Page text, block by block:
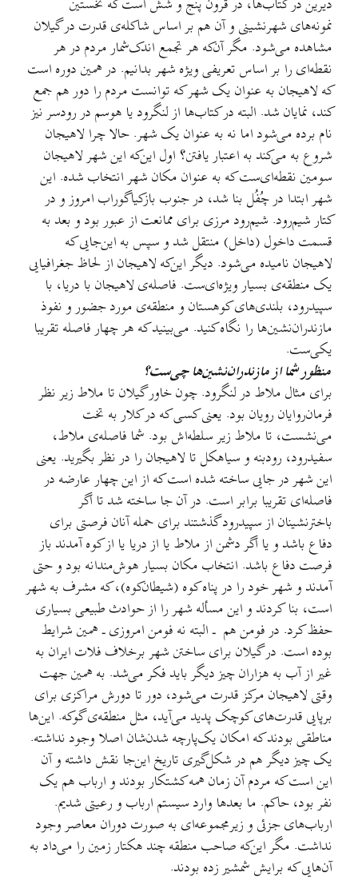
دیرین در کتاب‌ها، در قرون پنج و شش است که نخستین
نمونه‌های شهرنشینی و آن هم بر اساس شاکله‌ی قدرت در گیلان
مشاهده می‌شود. مگر آن‌که هر تجمع اندک‌شمار مردم در هر
نقطه‌ای را بر اساس تعریفی ویژه شهر بدانیم. در همین دوره است
که لاهیجان به عنوان یک شهر که توانست مردم را دور هم جمع
کند، نمایان شد. البته در کتاب‌ها از لنگرود یا هوسم در رودسر نیز
نام برده می‌شود اما نه به عنوان یک شهر. حالا چرا لاهیجان
شروع به می‌کند به اعتبار یافتن؟ اول این‌که این شهر لاهیجان
سومین نقطه‌ای‌ست که به عنوان مکان شهر انتخاب شده. این
شهر ابتدا در چُفُل بنا شد، در جنوب بازکیاگوراب امروز و در
کتار شیم‌رود. شیم‌رود مرزی برای ممانعت از عبور بود و بعد به
قسمت داخول (داخل) منتقل شد و سپس به این‌جایی که
لاهیجان نامیده می‌شود. دیگر این‌که لاهیجان از لحاظ جغرافیایی
یک منطقه‌ی بسیار ویژه‌ای‌ست. فاصله‌ی لاهیجان با دریا، با
سپیدرود، بلندی‌های کوهستان و منطقه‌ی مورد جضور و نفوذ
مازندران‌نشین‌ها را نگاه کنید. می‌بینید که هر چهار فاصله تقریبا
یکی‌ست.
منظور شما از مازندران‌نشین‌ها چی‌ست؟
برای مثال ملاط در لنگرود. چون خاور گیلان تا ملاط زیر نظر
فرمان‌روایان رویان بود. یعنی کسی که در کلار به تخت
می‌نشست، تا ملاط زیر سلطه‌اش بود. شما فاصله‌ی ملاط،
سفیدرود، رودبنه و سیاهکل تا لاهیجان را در نظر بگیرید. یعنی
این شهر در جایی ساخته شده است که از این چهار عارضه در
فاصله‌ای تقریبا برابر است. در آن جا ساخته شد تا اگر
باخترنشینان از سپیدرود گذشتند برای حمله آنان فرصتی برای
دفاع باشد و یا اگر دشمن از ملاط یا از دریا یا از کوه آمدند باز
فرصت دفاع باشد. انتخاب مکان بسیار هوش‌مندانه بود و حتی
آمدند و شهر خود را در پناه کوه (شیطان‌کوه)، که مشرف به شهر
است، بنا کردند و این مسأله شهر را از حوادث طبیعی بسیاری
حفظ کرد. در فومن هم ـ البته نه فومن امروزی ـ همین شرایط
بوده است. در گیلان برای ساختن شهر برخلاف فلات ایران به
غیر از آب به هزاران چیز دیگر باید فکر می‌شد. به همین جهت
وقتی لاهیجان مرکز قدرت می‌شود، دور تا دورش مراکزی برای
برپایی قدرت‌های کوچک پدید می‌آید، مثل منطقه‌ی گوکه. این‌ها
مناطقی بودند که امکان یک‌پارچه شدن‌شان اصلا وجود نداشته.
یک چیز دیگر هم در شکل‌گیری تاریخ این‌جا نقش داشته و آن
این است که مردم آن زمان همه کشتکار بودند و ارباب هم یک
نفر بود، حاکم. ما بعدها وارد سیستم ارباب و رعیتی شدیم.
ارباب‌های جزئی و زیرمجموعه‌ای به صورت دوران معاصر وجود
نداشت. مگر این‌که صاحب منطقه چند هکتار زمین را می‌داد به
آن‌هایی که برایش شمشیر زده بودند.